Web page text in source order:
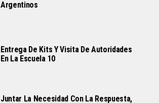
Argentinos
Entrega De Kits Y Visita De Autoridades
En La Escuela 10
Juntar La Necesidad Con La Respuesta,